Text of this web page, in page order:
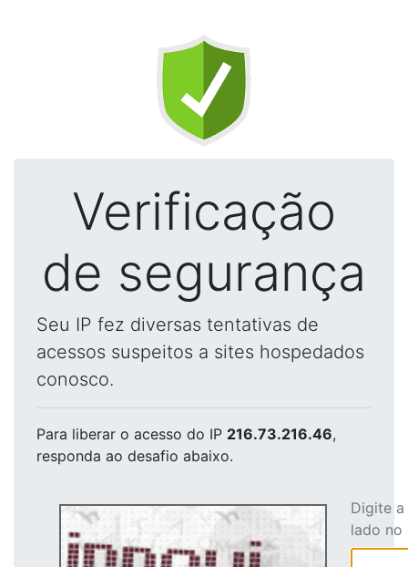
Verificação
de segurança
Seu IP fez diversas tentativas de
acessos suspeitos a sites hospedados
conosco.
Para liberar o acesso do IP 216.73.216.46,
responda ao desafio abaixo.
Digite
lado no